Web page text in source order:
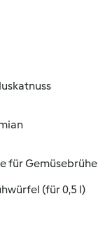
für Gemüsebrühe
(für 0,5 l)